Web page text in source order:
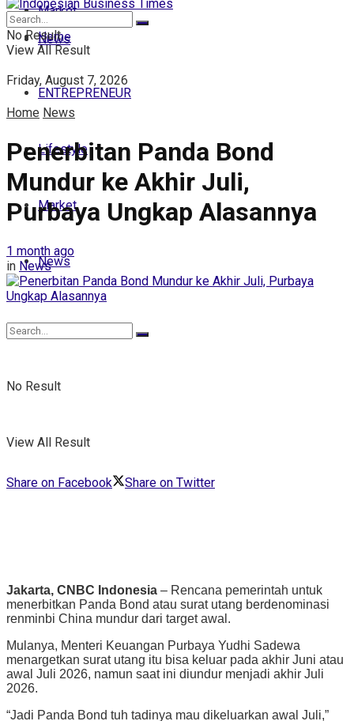
Market
News
Friday, August 7, 2026
Home
ENTREPRENEUR
Lifestyle
Market
News
No Result
View All Result
No Result
View All Result
Home News
Penerbitan Panda Bond
Mundur ke Akhir Juli,
Purbaya Ungkap Alasannya
1 month ago
in News
Share on Facebook Share on Twitter
Jakarta, CNBC Indonesia – Rencana pemerintah untuk
menerbitkan Panda Bond atau surat utang berdenominasi
renminbi China mundur dari target awal.
Mulanya, Menteri Keuangan Purbaya Yudhi Sadewa
menargetkan surat utang itu bisa keluar pada akhir Juni atau
awal Juli 2026, namun saat ini diundur menjadi akhir Juli
2026.
“Jadi Panda Bond tuh tadinya mau dikeluarkan awal Juli,”